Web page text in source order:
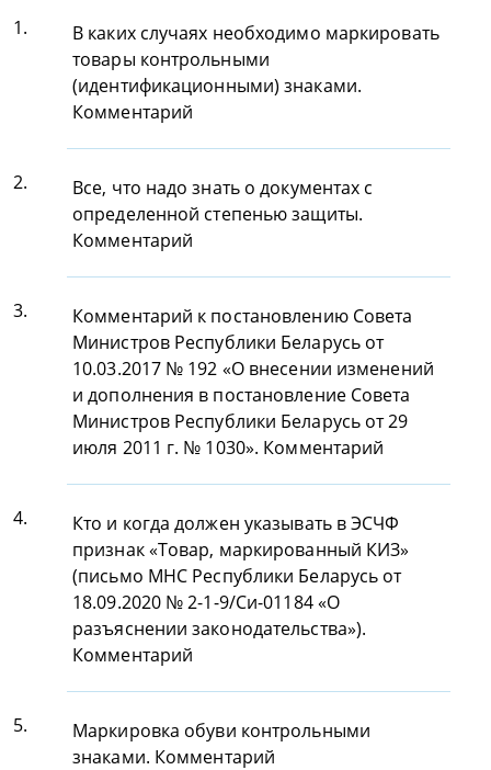
1.
В каких случаях необходимо маркировать
товары контрольными
(идентификационными) знаками.
Комментарий
2.
Все, что надо знать о документах с
определенной степенью защиты.
Комментарий
3.
Комментарий к постановлению Совета
Министров Республики Беларусь от
10.03.2017 № 192 «О внесении изменений
и дополнения в постановление Совета
Министров Республики Беларусь от 29
июля 2011 г. № 1030». Комментарий
4.
Кто и когда должен указывать в ЭСЧФ
признак «Товар, маркированный КИЗ»
(письмо МНС Республики Беларусь от
18.09.2020 № 2-1-9/Си-01184 «О
разъяснении законодательства»).
Комментарий
5.
Маркировка обуви контрольными
знаками. Комментарий